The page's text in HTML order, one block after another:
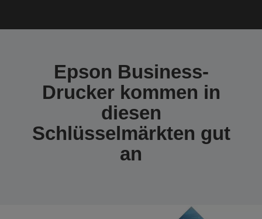
Epson Business-
Drucker kommen in
diesen
Schlüsselmärkten gut
an